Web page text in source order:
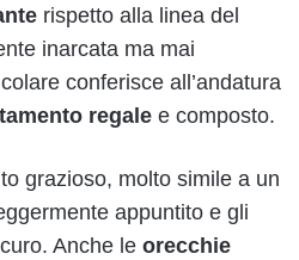
rispetto alla linea del
inarcata ma mai
conferisce all’andatura
regale e composto.
grazioso, molto simile a un
appuntito e gli
Anche le orecchie